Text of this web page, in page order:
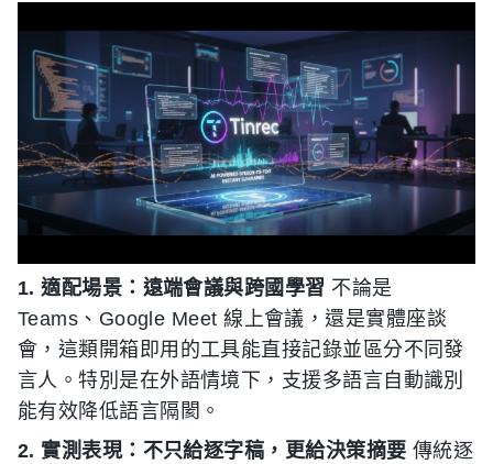
1. 適配場景：遠端會議與跨國學習 不論是
Teams、Google Meet 線上會議，還是實體座談
會，這類開箱即用的工具能直接記錄並區分不同發
言人。特別是在外語情境下，支援多語言自動識別
能有效降低語言隔閡。
2. 實測表現：不只給逐字稿，更給決策摘要 傳統逐